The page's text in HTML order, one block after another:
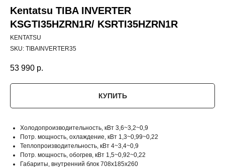
Kentatsu TIBA INVERTER
KSGTI35HZRN1R/ KSRTI35HZRN1R
KENTATSU
SKU: TIBAINVERTER35
53 990 р.
КУПИТЬ
Холодопроизводительность, кВт 3,6~3,2~0,9
Потр. мощность, охлаждение, кВт 1,3~0,99~0,22
Теплопроизводительность, кВт 4~3,4~0,9
Потр. мощность, обогрев, кВт 1,5~0,92~0,22
Габариты, внутренний блок 708x185x260